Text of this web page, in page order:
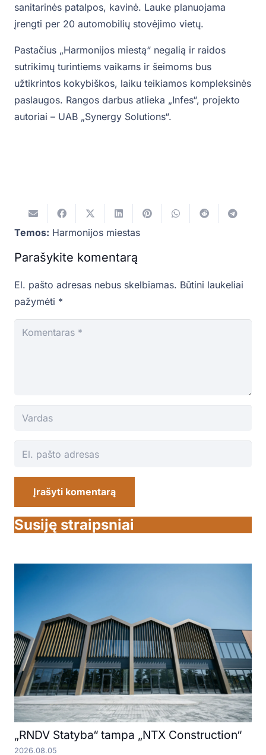
sanitarinės patalpos, kavinė. Lauke planuojama
įrengti per 20 automobilių stovėjimo vietų.
Pastačius „Harmonijos miestą“ negalią ir raidos
sutrikimų turintiems vaikams ir šeimoms bus
užtikrintos kokybiškos, laiku teikiamos kompleksinės
paslaugos. Rangos darbus atlieka „Infes“, projekto
autoriai – UAB „Synergy Solutions“.
Temos: Harmonijos miestas
Parašykite komentarą
El. pašto adresas nebus skelbiamas. Būtini laukeliai
pažymėti *
Įrašyti komentarą
Susiję straipsniai
„RNDV Statyba“ tampa „NTX Construction“
2026.08.05